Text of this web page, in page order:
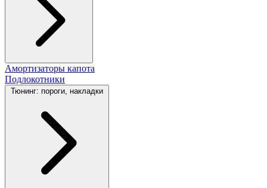
Амортизаторы капота
Подлокотники
Тюнинг: пороги, накладки